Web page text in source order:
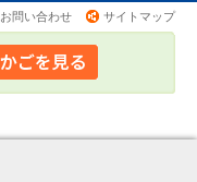
お問い合わせ サイトマップ